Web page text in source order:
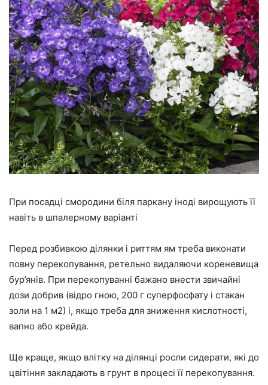
При посадці смородини біля паркану іноді вирощують її
навіть в шпалерному варіанті
Перед розбивкою ділянки і риттям ям треба виконати
повну перекопування, ретельно видаляючи кореневища
бур’янів. При перекопуванні бажано внести звичайні
дози добрив (відро гною, 200 г суперфосфату і стакан
золи на 1 м2) і, якщо треба для зниження кислотності,
вапно або крейда.
Ще краще, якщо влітку на ділянці росли сидерати, які до
цвітіння закладають в грунт в процесі її перекопування.